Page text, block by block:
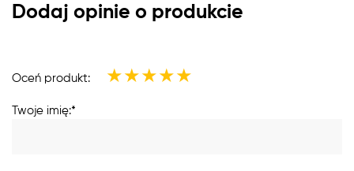
Dodaj opinie o produkcie
Oceń produkt: ★★★★★
Twoje imię:*